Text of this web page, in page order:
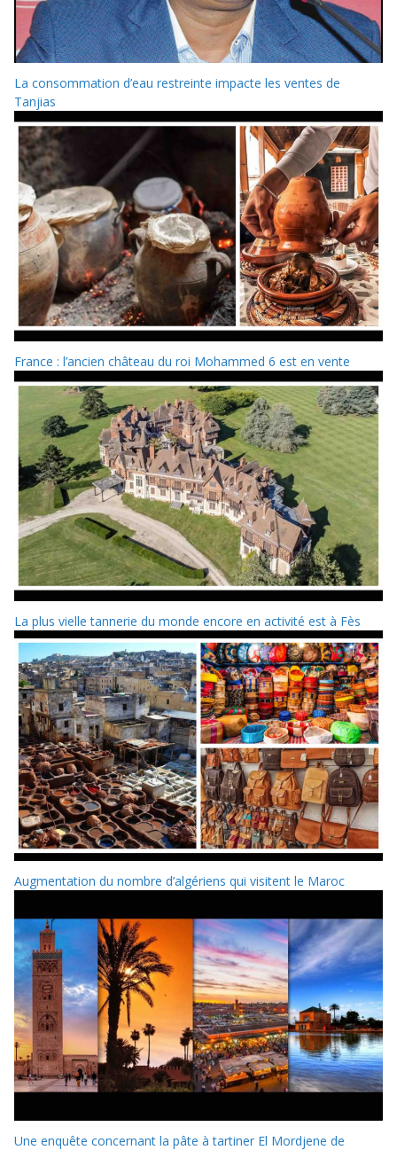
La consommation d’eau restreinte impacte les ventes de
Tanjias
France : l’ancien château du roi Mohammed 6 est en vente
La plus vielle tannerie du monde encore en activité est à Fès
Augmentation du nombre d’algériens qui visitent le Maroc
Une enquête concernant la pâte à tartiner El Mordjene de